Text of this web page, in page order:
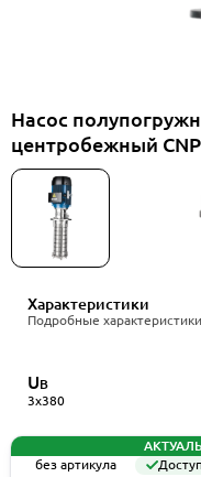
Насос
центробежный CNP
Характеристики
Подробные характеристики
UВ
3x380
без артикула